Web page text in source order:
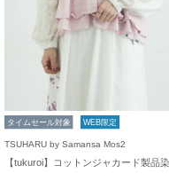
タイムセール対象 WEB限定
TSUHARU by Samansa Mos2